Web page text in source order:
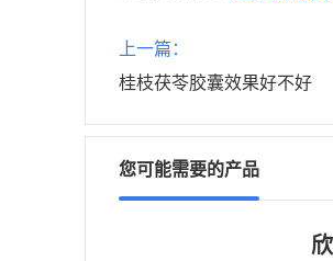
上一篇：
桂枝茯苓胶囊效果好不好
您可能需要的产品